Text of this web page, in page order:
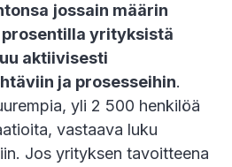
jossain määrin
yrityksistä
aktiivisesti
ja prosesseihin.
yli 2 500 henkilöä
vastaava luku
Jos yrityksen tavoitteena